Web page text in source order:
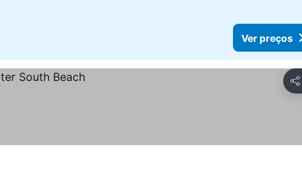
Ver preços